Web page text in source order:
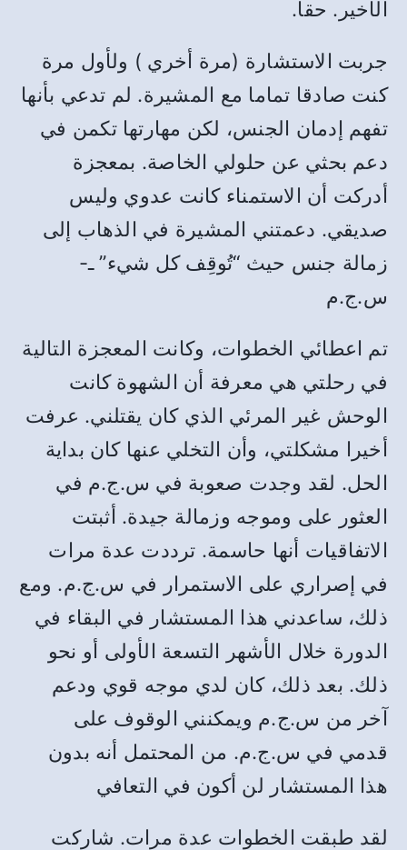
الأخير. حقا.
جربت الاستشارة (مرة أخري ) ولأول مرة
كنت صادقا تماما مع المشيرة. لم تدعي بأنها
تفهم إدمان الجنس، لكن مهارتها تكمن في
دعم بحثي عن حلولي الخاصة. بمعجزة
أدركت أن الاستمناء كانت عدوي وليس
صديقي. دعمتني المشيرة في الذهاب إلى
زمالة جنس حيث “تُوقِف كل شيء” ـ-
س.ج.م
تم اعطائي الخطوات، وكانت المعجزة التالية
في رحلتي هي معرفة أن الشهوة كانت
الوحش غير المرئي الذي كان يقتلني. عرفت
أخيرا مشكلتي، وأن التخلي عنها كان بداية
الحل. لقد وجدت صعوبة في س.ج.م في
العثور على وموجه وزمالة جيدة. أثبتت
الاتفاقيات أنها حاسمة. ترددت عدة مرات
في إصراري على الاستمرار في س.ج.م. ومع
ذلك، ساعدني هذا المستشار في البقاء في
الدورة خلال الأشهر التسعة الأولى أو نحو
ذلك. بعد ذلك، كان لدي موجه قوي ودعم
آخر من س.ج.م ويمكنني الوقوف على
قدمي في س.ج.م. من المحتمل أنه بدون
هذا المستشار لن أكون في التعافي
لقد طبقت الخطوات عدة مرات. شاركت